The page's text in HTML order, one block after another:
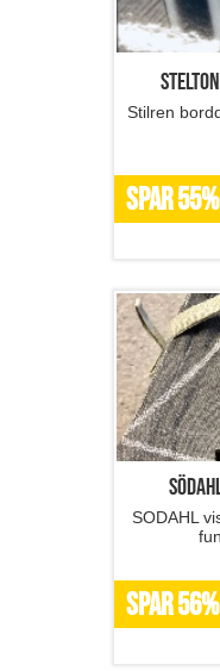
Stilren
SPAR 55%
SODAHL
SPAR 56%